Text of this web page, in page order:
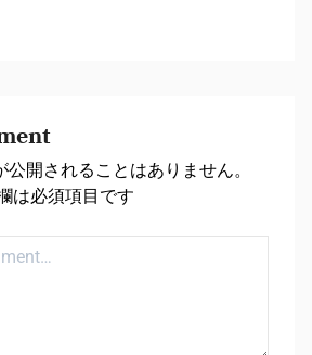
開されることはありません。
は必須項目です